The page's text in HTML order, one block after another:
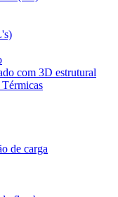
com 3D estrutural
de carga